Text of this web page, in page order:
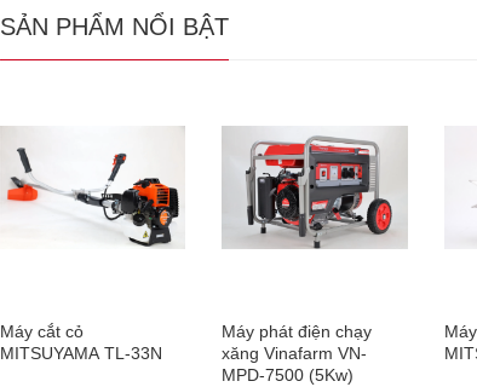
SẢN PHẨM NỔI BẬT
Máy cắt cỏ
MITSUYAMA TL-33N
Máy phát điện chạy
xăng Vinafarm VN-
MPD-7500 (5Kw)